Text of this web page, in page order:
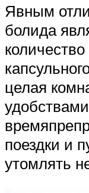
Явным
болида
целая
поездки и
утомлять